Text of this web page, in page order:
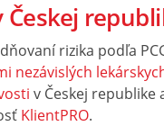
Českej
rizika podľa
nezávislých
v Českej
KlientPRO.